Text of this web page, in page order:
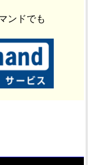
ンドでも